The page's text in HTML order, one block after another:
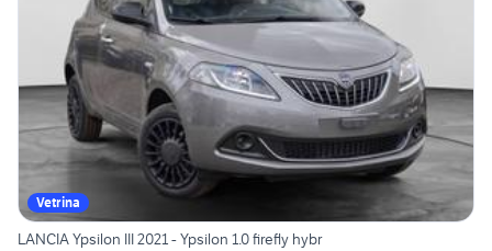
Vetrina
LANCIA Ypsilon III 2021 - Ypsilon 1.0 firefly hybr